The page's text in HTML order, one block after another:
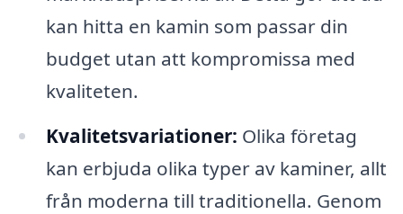
kan hitta en kamin som passar din
budget utan att kompromissa med
kvaliteten.
Kvalitetsvariationer: Olika företag
kan erbjuda olika typer av kaminer, allt
från moderna till traditionella. Genom